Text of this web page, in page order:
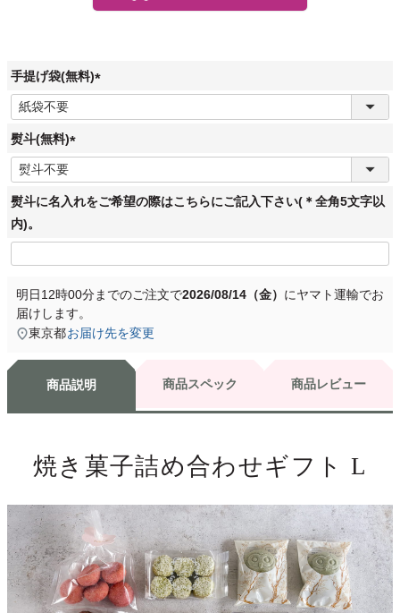
手提げ袋(無料)
(
必
)
熨斗(無料)
(
必
須
熨斗に名入れをご希望の際はこちらにご記入下さい(＊全角5文字以
内)。
明日12時00分までのご注文で2026/08/14（金） にヤマト運輸でお
届けします。
東京都お届け先を変更
商品説明 商品スペック 商品レビュー
焼き菓子詰め合わせギフト L